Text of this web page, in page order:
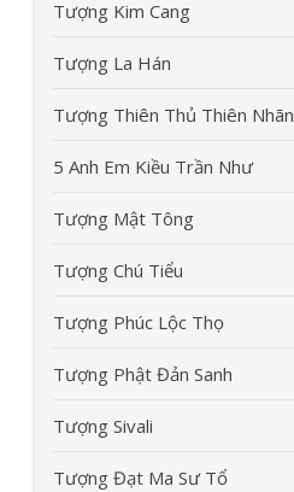
Tượng Kim Cang
Tượng La Hán
Tượng Thiên Thủ Thiên Nhãn
5 Anh Em Kiều Trần Như
Tượng Mật Tông
Tượng Chú Tiểu
Tượng Phúc Lộc Thọ
Tượng Phật Đản Sanh
Tượng Sivali
Tượng Đạt Ma Sư Tổ